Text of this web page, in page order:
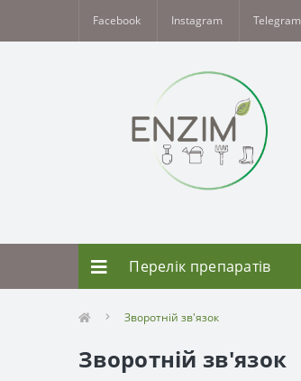
Facebook Instagram Telegram
Перелік препаратів
Зворотній зв'язок
Зворотній зв'язок